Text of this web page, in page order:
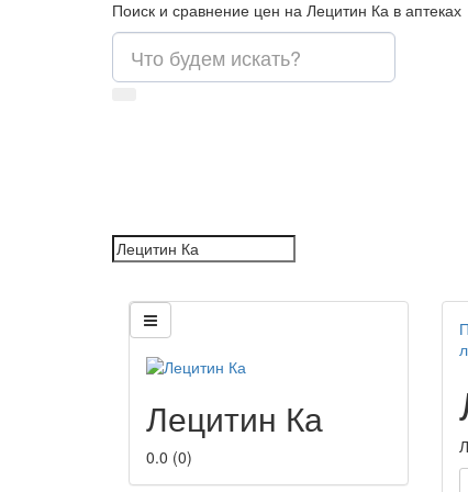
Поиск и сравнение цен на Лецитин Ка в аптеках
Лецитин Ка
0.0 (0)